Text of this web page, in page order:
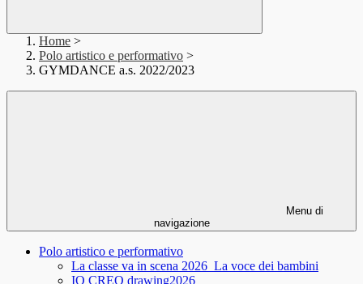
Home >
Polo artistico e performativo >
GYMDANCE a.s. 2022/2023
Menu di
navigazione
Polo artistico e performativo
La classe va in scena 2026_La voce dei bambini
IO CREO drawing2026